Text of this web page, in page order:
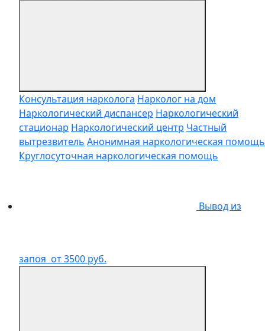
Консультация нарколога Нарколог на дом
Наркологический диспансер Наркологический
стационар Наркологический центр Частный
вытрезвитель Анонимная наркологическая помощь
Круглосуточная наркологическая помощь
Вывод из
запоя от 3500 руб.